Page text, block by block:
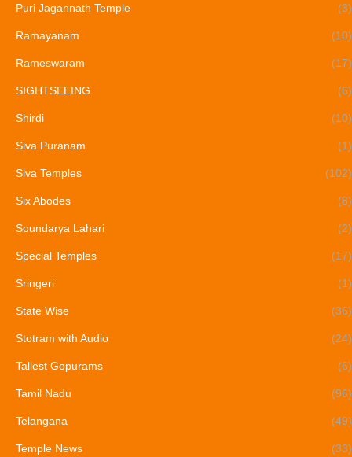
Puri Jagannath Temple (3)
Ramayanam (10)
Rameswaram (17)
SIGHTSEEING (6)
Shirdi (10)
Siva Puranam (1)
Siva Temples (102)
Six Abodes (8)
Soundarya Lahari (2)
Special Temples (17)
Sringeri (1)
State Wise (36)
Stotram with Audio (24)
Tallest Gopurams (6)
Tamil Nadu (96)
Telangana (49)
Temple News (33)